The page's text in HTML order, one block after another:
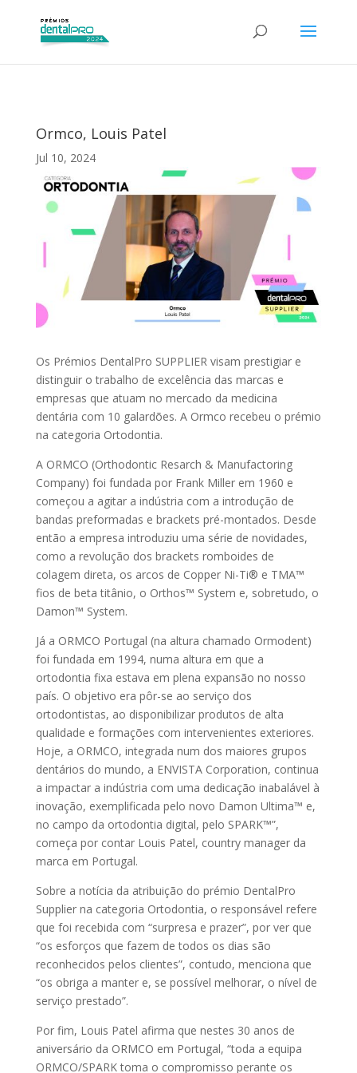
Ormco, Louis Patel
Jul 10, 2024
Os Prémios DentalPro SUPPLIER visam prestigiar e
distinguir o trabalho de excelência das marcas e
empresas que atuam no mercado da medicina
dentária com 10 galardões. A Ormco recebeu o prémio
na categoria Ortodontia.
A ORMCO (Orthodontic Resarch & Manufactoring
Company) foi fundada por Frank Miller em 1960 e
começou a agitar a indústria com a introdução de
bandas preformadas e brackets pré-montados. Desde
então a empresa introduziu uma série de novidades,
como a revolução dos brackets romboides de
colagem direta, os arcos de Copper Ni-Ti® e TMA™
fios de beta titânio, o Orthos™ System e, sobretudo, o
Damon™ System.
Já a ORMCO Portugal (na altura chamado Ormodent)
foi fundada em 1994, numa altura em que a
ortodontia fixa estava em plena expansão no nosso
país. O objetivo era pôr-se ao serviço dos
ortodontistas, ao disponibilizar produtos de alta
qualidade e formações com intervenientes exteriores.
Hoje, a ORMCO, integrada num dos maiores grupos
dentários do mundo, a ENVISTA Corporation, continua
a impactar a indústria com uma dedicação inabalável à
inovação, exemplificada pelo novo Damon Ultima™ e,
no campo da ortodontia digital, pelo SPARK™”,
começa por contar Louis Patel, country manager da
marca em Portugal.
Sobre a notícia da atribuição do prémio DentalPro
Supplier na categoria Ortodontia, o responsável refere
que foi recebida com “surpresa e prazer”, por ver que
“os esforços que fazem de todos os dias são
reconhecidos pelos clientes”, contudo, menciona que
“os obriga a manter e, se possível melhorar, o nível de
serviço prestado”.
Por fim, Louis Patel afirma que nestes 30 anos de
aniversário da ORMCO em Portugal, “toda a equipa
ORMCO/SPARK toma o compromisso perante os